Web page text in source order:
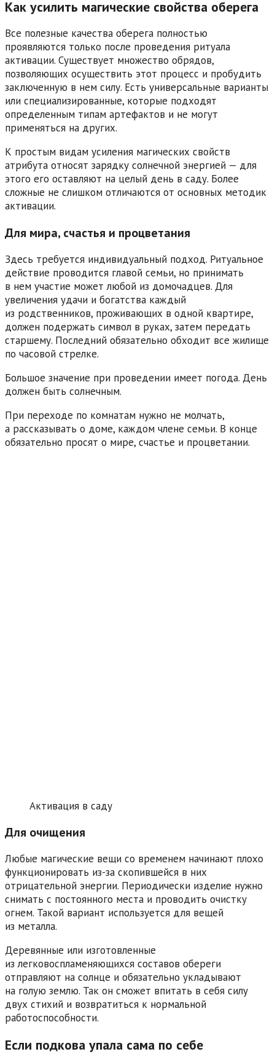
Как усилить магические свойства оберега
Все полезные качества оберега полностью
проявляются только после проведения ритуала
активации. Существует множество обрядов,
позволяющих осуществить этот процесс и пробудить
заключенную в нем силу. Есть универсальные варианты
или специализированные, которые подходят
определенным типам артефактов и не могут
применяться на других.
К простым видам усиления магических свойств
атрибута относят зарядку солнечной энергией — для
этого его оставляют на целый день в саду. Более
сложные не слишком отличаются от основных методик
активации.
Для мира, счастья и процветания
Здесь требуется индивидуальный подход. Ритуальное
действие проводится главой семьи, но принимать
в нем участие может любой из домочадцев. Для
увеличения удачи и богатства каждый
из родственников, проживающих в одной квартире,
должен подержать символ в руках, затем передать
старшему. Последний обязательно обходит все жилище
по часовой стрелке.
Большое значение при проведении имеет погода. День
должен быть солнечным.
При переходе по комнатам нужно не молчать,
а рассказывать о доме, каждом члене семьи. В конце
обязательно просят о мире, счастье и процветании.
Активация в саду
Для очищения
Любые магические вещи со временем начинают плохо
функционировать из-за скопившейся в них
отрицательной энергии. Периодически изделие нужно
снимать с постоянного места и проводить очистку
огнем. Такой вариант используется для вещей
из металла.
Деревянные или изготовленные
из легковоспламеняющихся составов обереги
отправляют на солнце и обязательно укладывают
на голую землю. Так он сможет впитать в себя силу
двух стихий и возвратиться к нормальной
работоспособности.
Если подкова упала сама по себе